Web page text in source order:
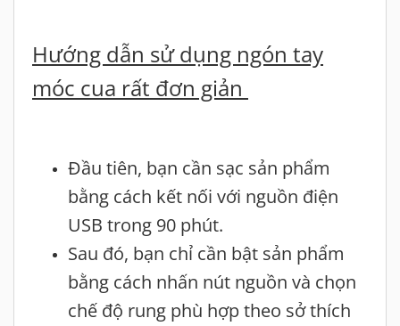
Hướng dẫn sử dụng ngón tay
móc cua rất đơn giản
Đầu tiên, bạn cần sạc sản phẩm
bằng cách kết nối với nguồn điện
USB trong 90 phút.
Sau đó, bạn chỉ cần bật sản phẩm
bằng cách nhấn nút nguồn và chọn
chế độ rung phù hợp theo sở thích